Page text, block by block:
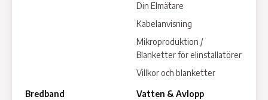
Din Elmätare
Kabelanvisning
Mikroproduktion /
Blanketter för elinstallatörer
Villkor och blanketter
Bredband Vatten & Avlopp